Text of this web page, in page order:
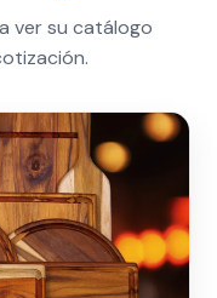
ver su catálogo